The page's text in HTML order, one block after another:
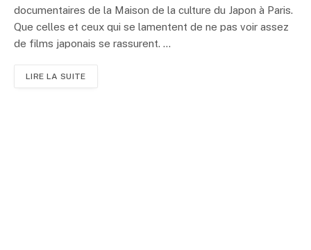
documentaires de la Maison de la culture du Japon à Paris.
Que celles et ceux qui se lamentent de ne pas voir assez
de films japonais se rassurent. ...
LIRE LA SUITE